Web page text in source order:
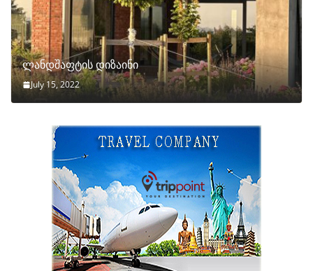
ლანდშაფტის დიზაინი
July 15, 2022